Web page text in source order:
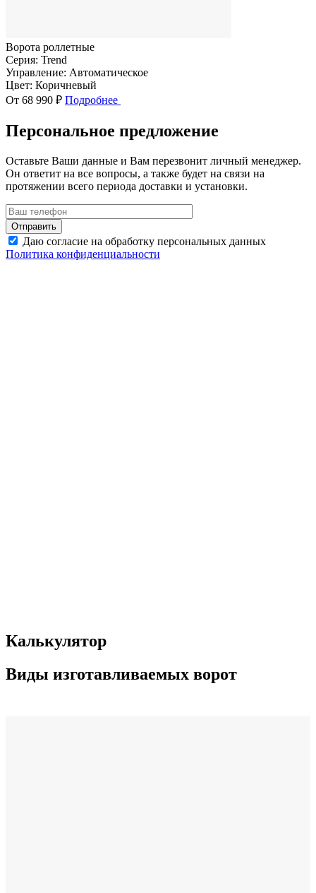
Ворота роллетные
Серия: Trend
Управление: Автоматическое
Цвет: Коричневый
От 68 990 ₽ Подробнее
Персональное предложение
Оставьте Ваши данные и Вам перезвонит личный менеджер.
Он ответит на все вопросы, а также будет на связи на
протяжении всего периода доставки и установки.
Даю согласие на обработку персональных данных
Политика конфиденциальности
Калькулятор
Виды изготавливаемых ворот